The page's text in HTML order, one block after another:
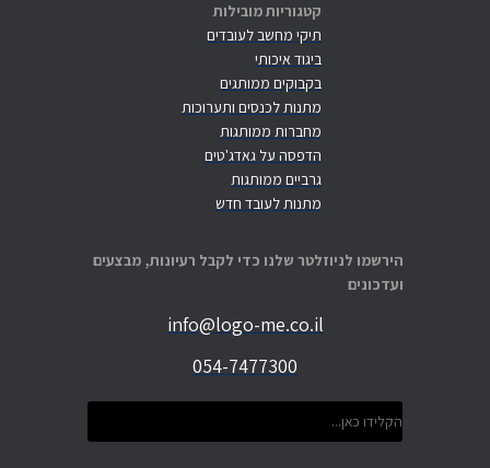
קטגוריות מובילות
תיקי מחשב לעובדים
ביגוד איכותי
בקבוקים ממותגים
מתנות לכנסים ותערוכות
מחברות ממותגות
הדפסה על גאדג'טים
גרביים ממותגות
מתנות לעובד חדש
הירשמו לניוזלטר שלנו כדי לקבל רעיונות, מבצעים
ועדכונים
info@logo-me.co.il
054-7477300